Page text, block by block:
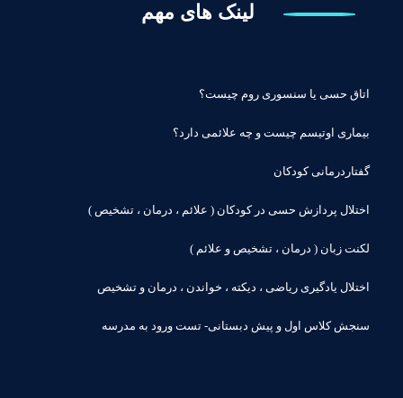
لینک های مهم
اتاق حسی یا سنسوری روم چیست؟
بیماری اوتیسم چیست و چه علائمی دارد؟
گفتاردرمانی کودکان
اختلال پردازش حسی در کودکان ( علائم ، درمان ، تشخیص )
لکنت زبان ( درمان ، تشخیص و علائم )
اختلال یادگیری ریاضی ، دیکته ، خواندن ، درمان و تشخیص
سنجش کلاس اول و پیش دبستانی- تست ورود به مدرسه